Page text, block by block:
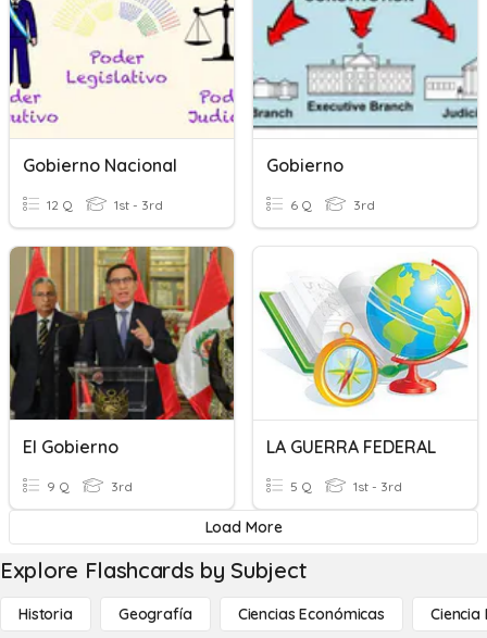
Gobierno Nacional
12 Q 1st - 3rd
Gobierno
6 Q 3rd
El Gobierno
9 Q 3rd
LA GUERRA FEDERAL
5 Q 1st - 3rd
Load More
Explore Flashcards by Subject
Historia Geografía Ciencias Económicas Ciencia